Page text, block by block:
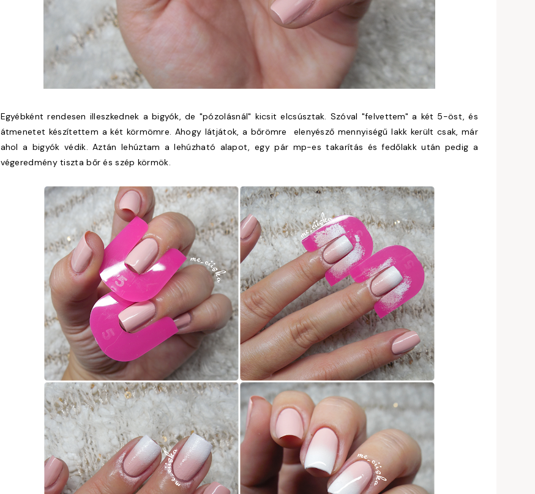
Egyébként rendesen illeszkednek a bigyók, de "pózolásnál" kicsit elcsúsztak. Szóval "felvettem" a két 5-öst, és
átmenetet készítettem a két körmömre. Ahogy látjátok, a bőrömre elenyésző mennyiségű lakk került csak, már
ahol a bigyók védik. Aztán lehúztam a lehúzható alapot, egy pár mp-es takarítás és fedőlakk után pedig a
végeredmény tiszta bőr és szép körmök.